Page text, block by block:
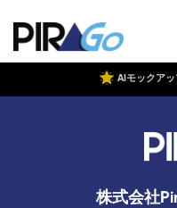
AIモックア
株式会社